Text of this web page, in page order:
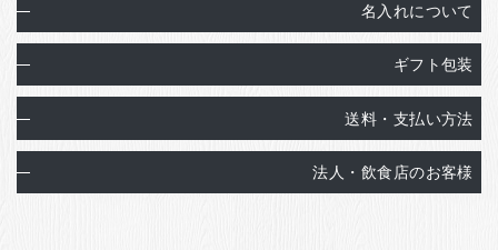
名入れについて
ギフト包装
送料・支払い方法
法人・飲食店のお客様